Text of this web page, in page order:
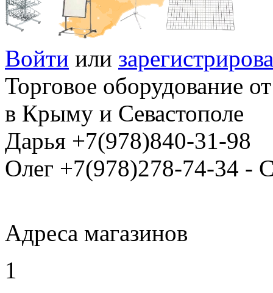
Войти или
Торговое оборудование
в Крыму и Севастополе
Дарья +7(978)840-31-98
Олег +7(978)278-74-34 -
Адреса магазинов
1